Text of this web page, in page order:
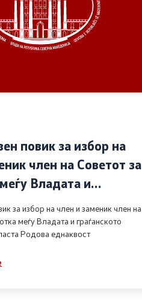
повик за избор на
член на Советот за
Владата и
општество во областа
за избор на член и заменик член на
меѓу Владата и граѓанското
Родова еднаквост